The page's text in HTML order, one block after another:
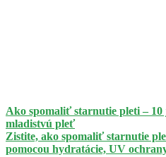
Ako spomaliť starnutie pleti –
mladistvú pleť
Zistite, ako spomaliť starnutie
pomocou hydratácie, UV